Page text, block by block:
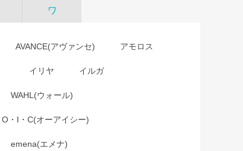
ワ
AVANCE(アヴァンセ) アモロス
イリヤ イルガ
WAHL(ウォール)
O・I・C(オーアイシー)
emena(エメナ)